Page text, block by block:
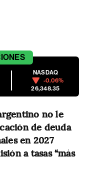
NASDAQ
-0.06%
26,348.35
no le
de deuda
en 2027
a tasas “más